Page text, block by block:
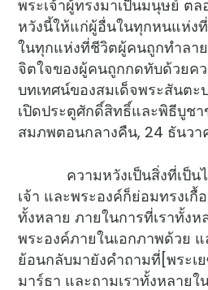
พระเจ้าผู้ทรงมาเป็นมนุษย์ ต
หวังนี้ให้แก่ผู้อื่นในทุกหนแห่ง
ในทุกแห่งที่ชีวิตผู้คนถูกทำลา
จิตใจของผู้คนถูกกดทับด้วยค
บทเทศน์ของสมเด็จพระสันต
เปิดประตูศักดิ์สิทธิ์และพิธีบูช
สมภพตอนกลางคืน, 24 ธันว
ความหวังเป็นสิ่งที่เป็นไป
เจ้า และพระองค์ก็ย่อมทรงเกื้
ทั้งหลาย ภายในการที่เราทั้งห
พระองค์ภายในเอกภาพด้วย
ย้อนกลับมายังคำถามที่[พระเ
มาร์ธา และถามเราทั้งหลายใ